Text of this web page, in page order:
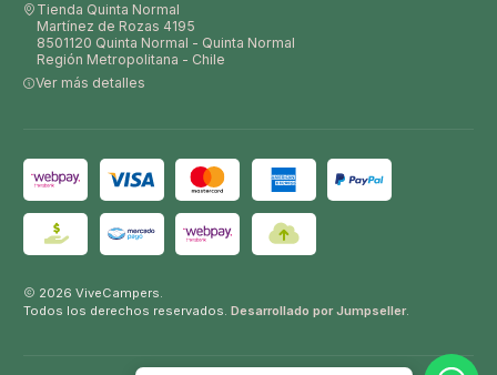
Tienda Quinta Normal
Martínez de Rozas 4195
8501120 Quinta Normal - Quinta Normal
Región Metropolitana - Chile
Ver más detalles
2026 ViveCampers.
Todos los derechos reservados. Desarrollado por Jumpseller.